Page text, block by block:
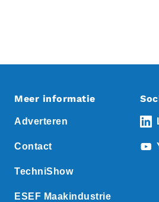
Meer informatie
Adverteren
Contact
TechniShow
ESEF Maakindustrie